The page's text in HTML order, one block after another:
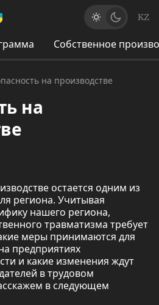
KZ
Собственное
на производстве
на
остается одним из
региона. Учитывая
нашего региона,
травматизма требует
меры принимаются для
предприятиях
и какие изменения ждут
в трудовом
в следующем